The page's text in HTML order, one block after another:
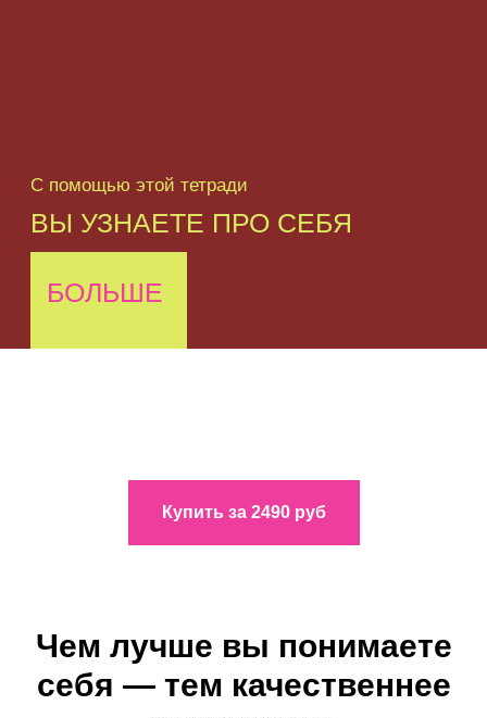
Купить за 2490 руб
Чем лучше вы понимаете
себя — тем качественнее